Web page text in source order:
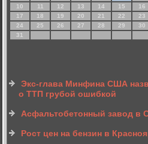
10 11 12 13 14 15
16
17
18 19 20 21 22
23
24
25 26 27 28 29
30
31
Экс-глава Минфина США
о ТТП грубой ошибкой
Асфальтобетонный завод в
Рост цен на бензин в